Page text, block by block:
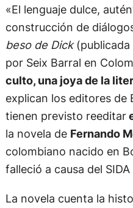
«El lenguaje dulce,
construcción de
beso de Dick(publicada
por Seix Barral en
culto, una joya de la
explican los editores de
tienen previsto reeditar
la novela de Fernando
colombiano nacido en
falleció a causa del SIDA
La novela cuenta la